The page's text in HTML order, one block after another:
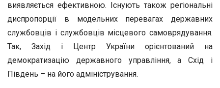
виявляється ефективною. Існують також регіональні
диспропорції в модельних перевагах державних
службовців і службовців місцевого самоврядування.
Так, Захід і Центр України орієнтований на
демократизацію державного управління, а Схід і
Південь – на його адміністрування.